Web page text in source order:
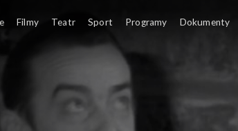
Filmy Teatr Sport Programy Dokumenty